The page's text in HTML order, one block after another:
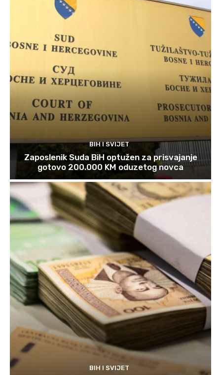
BIH I SVIJET
Zaposlenik Suda BiH optužen za prisvajanje
gotovo 200.000 KM oduzetog novca
BIH I SVIJET